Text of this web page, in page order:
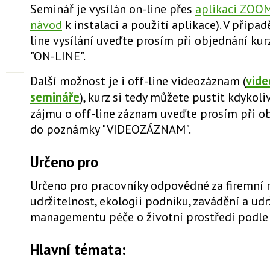
Seminář je vysílán on-line přes aplikaci
návod k instalaci a použití aplikace). V
line vysílání uveďte prosím při objednání
"ON-LINE".
Další možnost je i off-line videozáznam (
semináře), kurz si tedy můžete pustit
zájmu o off-line záznam uveďte prosím při
do poznámky "VIDEOZÁZNAM".
Určeno pro
Určeno pro pracovníky odpovědné za firemní
udržitelnost, ekologii podniku, zavádění a
managementu péče o životní prostředí podle
Hlavní témata: